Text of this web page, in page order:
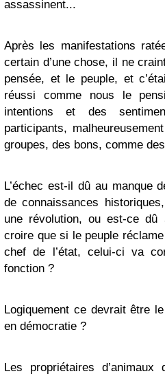
assassinent...
Après les manifestations
certain d’une chose, il ne
pensée, et le peuple, et
réussi comme nous le
intentions et des
participants,
groupes, des bons, comme
L’échec est-il dû au manque
de connaissances
une révolution, ou est-ce
croire que si le peuple
chef de l’état, celui-ci va
fonction ?
Logiquement ce devrait être
en démocratie ?
Les propriétaires d’animaux